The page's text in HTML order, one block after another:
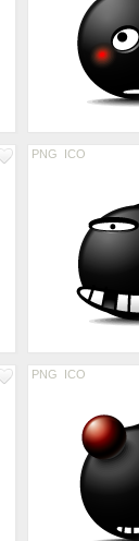
PNG ICO
PNG ICO